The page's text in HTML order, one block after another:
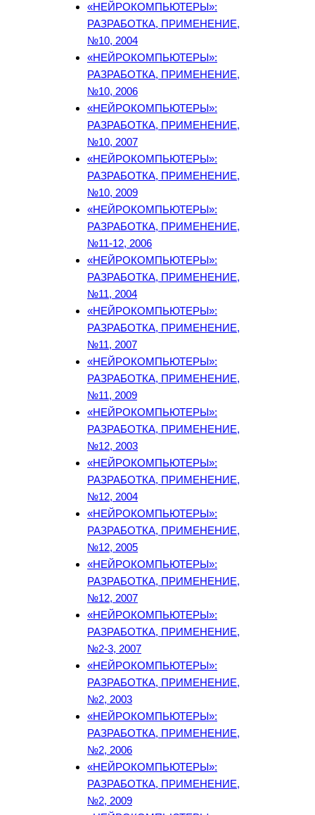
«НЕЙРОКОМПЬЮТЕРЫ»:
РАЗРАБОТКА, ПРИМЕНЕНИЕ,
№10, 2004
«НЕЙРОКОМПЬЮТЕРЫ»:
РАЗРАБОТКА, ПРИМЕНЕНИЕ,
№10, 2006
«НЕЙРОКОМПЬЮТЕРЫ»:
РАЗРАБОТКА, ПРИМЕНЕНИЕ,
№10, 2007
«НЕЙРОКОМПЬЮТЕРЫ»:
РАЗРАБОТКА, ПРИМЕНЕНИЕ,
№10, 2009
«НЕЙРОКОМПЬЮТЕРЫ»:
РАЗРАБОТКА, ПРИМЕНЕНИЕ,
№11-12, 2006
«НЕЙРОКОМПЬЮТЕРЫ»:
РАЗРАБОТКА, ПРИМЕНЕНИЕ,
№11, 2004
«НЕЙРОКОМПЬЮТЕРЫ»:
РАЗРАБОТКА, ПРИМЕНЕНИЕ,
№11, 2007
«НЕЙРОКОМПЬЮТЕРЫ»:
РАЗРАБОТКА, ПРИМЕНЕНИЕ,
№11, 2009
«НЕЙРОКОМПЬЮТЕРЫ»:
РАЗРАБОТКА, ПРИМЕНЕНИЕ,
№12, 2003
«НЕЙРОКОМПЬЮТЕРЫ»:
РАЗРАБОТКА, ПРИМЕНЕНИЕ,
№12, 2004
«НЕЙРОКОМПЬЮТЕРЫ»:
РАЗРАБОТКА, ПРИМЕНЕНИЕ,
№12, 2005
«НЕЙРОКОМПЬЮТЕРЫ»:
РАЗРАБОТКА, ПРИМЕНЕНИЕ,
№12, 2007
«НЕЙРОКОМПЬЮТЕРЫ»:
РАЗРАБОТКА, ПРИМЕНЕНИЕ,
№2-3, 2007
«НЕЙРОКОМПЬЮТЕРЫ»:
РАЗРАБОТКА, ПРИМЕНЕНИЕ,
№2, 2003
«НЕЙРОКОМПЬЮТЕРЫ»:
РАЗРАБОТКА, ПРИМЕНЕНИЕ,
№2, 2006
«НЕЙРОКОМПЬЮТЕРЫ»:
РАЗРАБОТКА, ПРИМЕНЕНИЕ,
№2, 2009